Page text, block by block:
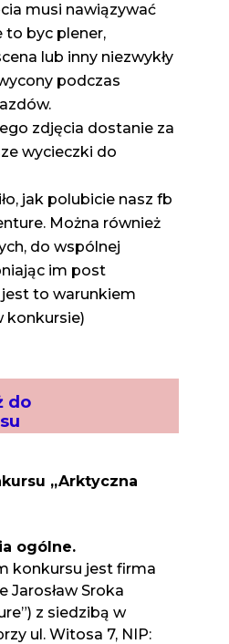
do
musi nawiązywać
to byc plener,
lub inny niezwykły
podczas
zdjęcia dostanie za
wycieczki do
jak polubicie nasz fb
Można również
do wspólnej
im post
to warunkiem
konkursie)
„Arktyczna
ogólne.
konkursu jest firma
Jarosław Sroka
z siedzibą w
ul. Witosa 7, NIP: